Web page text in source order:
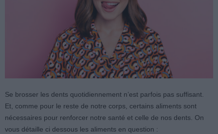
Se brosser les dents quotidiennement n’est parfois pas suffisant.
Et, comme pour le reste de notre corps, certains aliments sont
nécessaires pour renforcer notre santé et celle de nos dents. On
vous détaille ci dessous les aliments en question :